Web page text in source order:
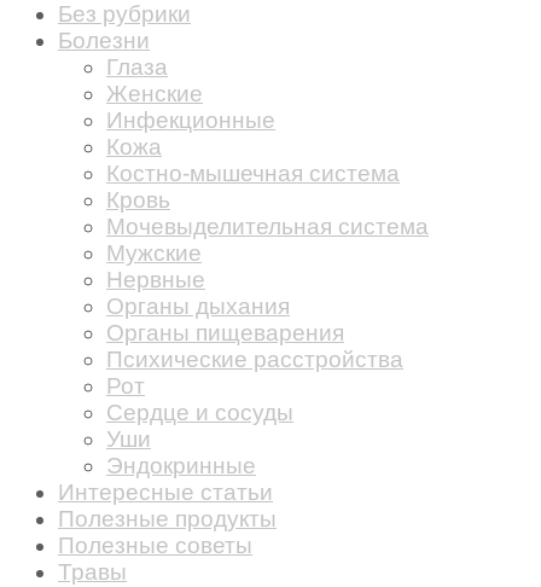
Без рубрики
Болезни
Глаза
Женские
Инфекционные
Кожа
Костно-мышечная система
Кровь
Мочевыделительная система
Мужские
Нервные
Органы дыхания
Органы пищеварения
Психические расстройства
Рот
Сердце и сосуды
Уши
Эндокринные
Интересные статьи
Полезные продукты
Полезные советы
Травы